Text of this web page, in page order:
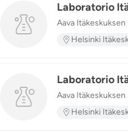
Laboratorio
Aava
Helsinki
Laboratorio
Aava
Helsinki